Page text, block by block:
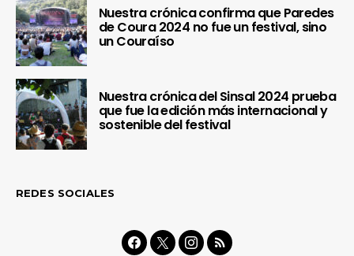
Nuestra crónica confirma que Paredes
de Coura 2024 no fue un festival, sino
un Couraíso
Nuestra crónica del Sinsal 2024 prueba
que fue la edición más internacional y
sostenible del festival
REDES SOCIALES